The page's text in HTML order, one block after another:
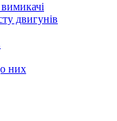
двигунів
них